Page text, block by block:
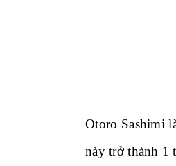
Otoro Sashimi
này trở thành 1